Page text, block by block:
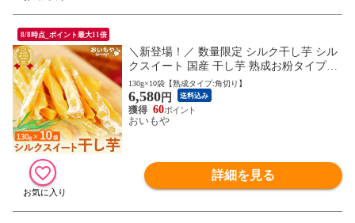
8/8時点_ポイント最大11倍
＼新登場！／ 数量限定 シルク干し芋 シル
クスイート 国産 干し芋 熟成お粉タイプ
【130g×10袋セット】さつまいも ほしいも
スイーツ 訳あり 和菓子 お菓子 ※ご指定日
にお届け
130g×10袋【熟成タイプ:角切り】
6,580円 送料込み
60
おいもや
詳細を見る